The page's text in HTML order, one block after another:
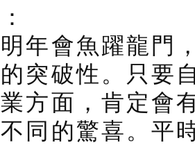
年會魚躍龍門
突破性。只要
方面，肯定會
同的驚喜。平